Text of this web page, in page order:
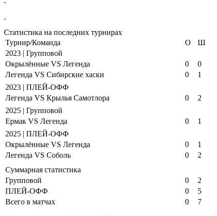
Статистика на последних турнирах
Турнир/Команда
О
Ш
2023 | Групповой
Окрылённые VS Легенда
0
0
Легенда VS Сибирские хаски
0
1
2023 | ПЛЕЙ-ОФФ
Легенда VS Крылья Самотлора
0
2
2025 | Групповой
Ермак VS Легенда
0
1
2025 | ПЛЕЙ-ОФФ
Окрылённые VS Легенда
0
1
Легенда VS Соболь
0
2
Суммарная статистика
Групповой
0
2
ПЛЕЙ-ОФФ
0
5
Всего в матчах
0 7